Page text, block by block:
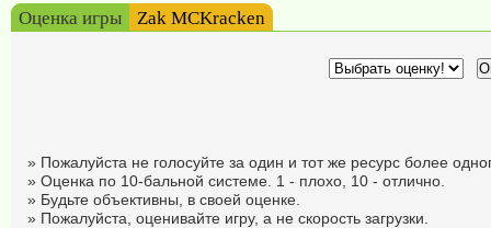
Оценка игры Zak MCKracken
» Пожалуйста не голосуйте за один и тот же ресурс более
» Оценка по 10-бальной системе. 1 - плохо, 10 - отлично.
» Будьте объективны, в своей оценке.
» Пожалуйста, оценивайте игру, а не скорость загрузки.